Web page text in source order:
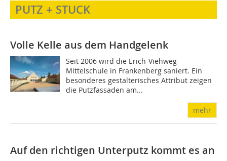
PUTZ + STUCK
Volle Kelle aus dem Handgelenk
Seit 2006 wird die Erich-Viehweg-
Mittelschule in Frankenberg saniert. Ein
besonderes gestalterisches Attribut zeigen
die Putzfassaden am...
mehr
Auf den richtigen Unterputz kommt es an